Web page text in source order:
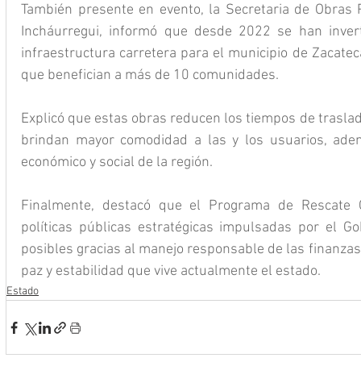
También presente en evento, la Secretaria de
Incháurregui, informó que desde 2022 se han
infraestructura carretera para el municipio de
que benefician a más de 10 comunidades.
Explicó que estas obras reducen los tiempos de
brindan mayor comodidad a las y los usuarios,
económico y social de la región.
Finalmente, destacó que el Programa de
políticas públicas estratégicas impulsadas por el
posibles gracias al manejo responsable de las
paz y estabilidad que vive actualmente el estado.
Estado